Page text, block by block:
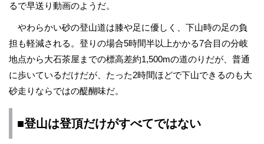
るで早送り動画のようだ。
やわらかい砂の登山道は膝や足に優しく、下山時の足の負
担も軽減される。登りの場合5時間半以上かかる7合目の分岐
地点から大石茶屋までの標高差約1,500mの道のりだが、普通
に歩いているだけだが、たった2時間ほどで下山できるのも大
砂走りならではの醍醐味だ。
■登山は登頂だけがすべてではない